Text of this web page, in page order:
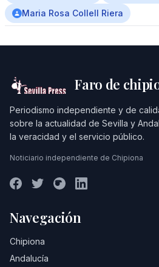
Maria Rosa Collell Riera
Faro de
Periodismo independiente y de
sobre la actualidad de Sevilla y
la veracidad y el servicio público.
Noticiario independiente de Chipiona
Navegación
Chipiona
Andalucía